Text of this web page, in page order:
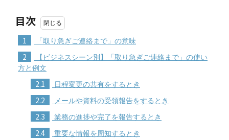
目次
1 「取り急ぎご連絡まで」の意味
2
【ビジネスシーン別】「取り急ぎご連絡まで」の使い
方と例文
2.1 日程変更の共有をするとき
2.2 メールや資料の受領報告をするとき
2.3 業務の進捗や完了を報告するとき
2.4 重要な情報を周知するとき